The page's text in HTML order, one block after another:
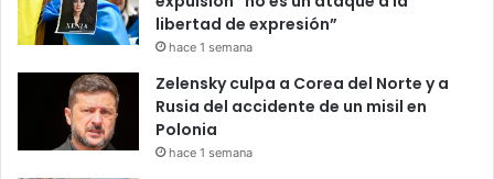
libertad de expresión”
hace 1 semana
Zelensky culpa a Corea del Norte y a
Rusia del accidente de un misil en
Polonia
hace 1 semana